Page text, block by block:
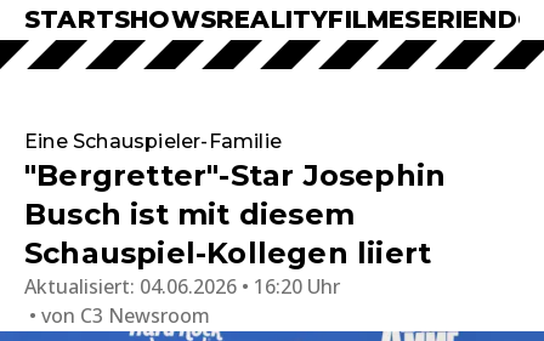
STARTSHOWSREALITYFILMESERIEN
Eine Schauspieler-Familie
"Bergretter"-Star Josephin
Busch ist mit diesem
Schauspiel-Kollegen liiert
Aktualisiert: 04.06.2026 • 16:20 Uhr
von C3 Newsroom